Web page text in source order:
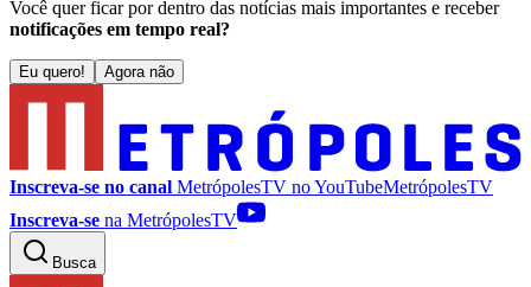
Você quer ficar por dentro das notícias mais importantes e receber
notificações em tempo real?
Eu quero! Agora não
Inscreva-se no canal MetrópolesTV noYouTubeMetrópolesTV
Inscreva-se na MetrópolesTV
Busca